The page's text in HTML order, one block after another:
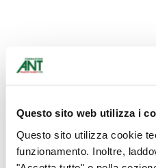
Questo sito web utilizza i
Questo sito utilizza cookie
funzionamento. Inoltre,